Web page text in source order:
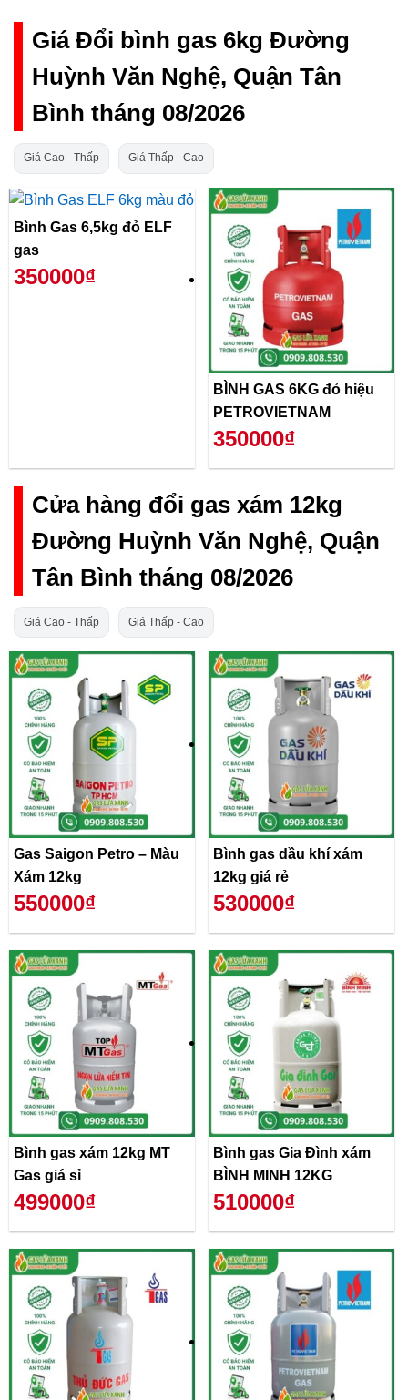
Giá Đổi bình gas 6kg Đường
Huỳnh Văn Nghệ, Quận Tân
Bình tháng 08/2026
Giá Cao - Thấp Giá Thấp - Cao
Bình Gas 6,5kg đỏ ELF
gas
350000₫
BÌNH GAS 6KG đỏ hiệu
PETROVIETNAM
350000₫
Cửa hàng đổi gas xám 12kg
Đường Huỳnh Văn Nghệ, Quận
Tân Bình tháng 08/2026
Giá Cao - Thấp Giá Thấp - Cao
Gas Saigon Petro – Màu
Xám 12kg
550000₫
Bình gas dầu khí xám
12kg giá rẻ
530000₫
Bình gas xám 12kg MT
Gas giá sỉ
499000₫
Bình gas Gia Đình xám
BÌNH MINH 12KG
510000₫